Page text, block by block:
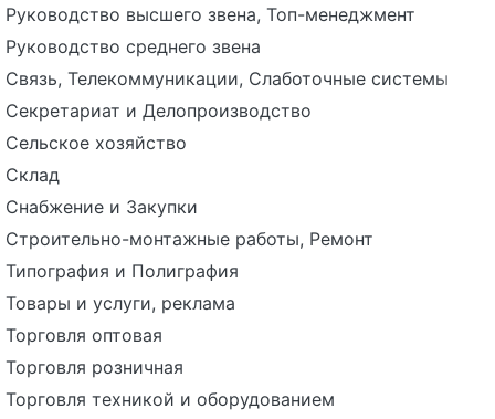
Руководство высшего звена, Топ-менеджмент
Руководство среднего звена
Связь, Телекоммуникации, Слаботочные системы
Секретариат и Делопроизводство
Сельское хозяйство
Склад
Снабжение и Закупки
Строительно-монтажные работы, Ремонт
Типография и Полиграфия
Товары и услуги, реклама
Торговля оптовая
Торговля розничная
Торговля техникой и оборудованием